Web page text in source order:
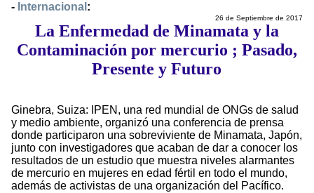
- Internacional :
26 de Septiembre de 2017
La Enfermedad de Minamata y la
Contaminación por mercurio ; Pasado,
Presente y Futuro
Ginebra, Suiza: IPEN, una red mundial de ONGs de salud
y medio ambiente, organizó una conferencia de prensa
donde participaron una sobreviviente de Minamata, Japón,
junto con investigadores que acaban de dar a conocer los
resultados de un estudio que muestra niveles alarmantes
de mercurio en mujeres en edad fértil en todo el mundo,
además de activistas de una organización del Pacífico.